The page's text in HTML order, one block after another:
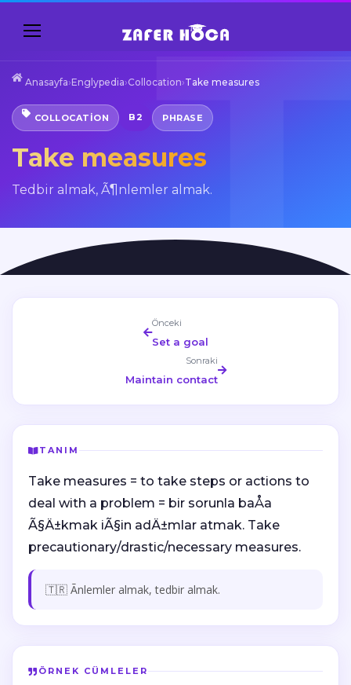
Anasayfa›Englypedia›Collocation›Take measures
COLLOCATION B2 PHRASE
Take measures
Tedbir almak, Ã¶nlemler almak.
Önceki
Set a goal
Sonraki
Maintain contact
TANIM
Take measures = to take steps or actions to
deal with a problem = bir sorunla baÅa
Ã§Ä±kmak iÃ§in adÄ±mlar atmak. Take
precautionary/drastic/necessary measures.
🇹🇷 Ãnlemler almak, tedbir almak.
ÖRNEK CÜMLELER